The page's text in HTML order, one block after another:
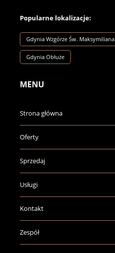
Popularne lokalizacje:
Gdynia Wzgórze Św. Maksymiliana
Gdynia Obłuże
MENU
Strona główna
Oferty
Sprzedaj
Usługi
Kontakt
Zespół